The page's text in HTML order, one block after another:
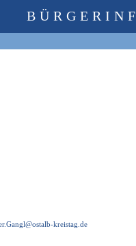
kreistag.de